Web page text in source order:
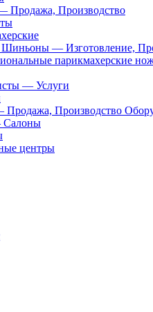
Продажа, Производство
— Изготовление,
парикмахерские
— Услуги
Производство
Салоны
центры